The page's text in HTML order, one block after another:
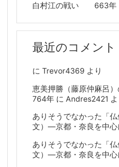
白村江の戦い 663年
最近のコメント
に Trevor4369 より
恵美押勝（藤原仲麻呂
764年 に Andres2421
ありそうでなかった「
文）―京都・奈良を中心
ありそうでなかった「
文）―京都・奈良を中心